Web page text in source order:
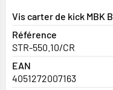
Vis carter de kick MBK
Référence
STR-550.10/CR
EAN
4051272007163